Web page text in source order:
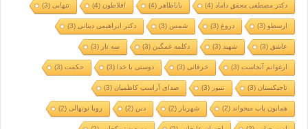
دکتر مصطفی محقق داماد (4) باباطاهر (4) افلاطون(4) تنهایی(3)
ارسطو (3) دروغ (3) شمس (3) دکتر ابراهیمی دینانی(3)
عاشق (3) شهید (3) دکلمه غمگین (3) سه تار (3)
ارغوانم آنجاست(3) خرقانی(3) دوستی با خدا (3) حکمت(3)
تاجیکستان(3) تنبور (3) صدای آراسپ کاظمیان(3)
همایون پاپ میخواند (2) شهریار (2) دین (2) رویا نونهالی(2)